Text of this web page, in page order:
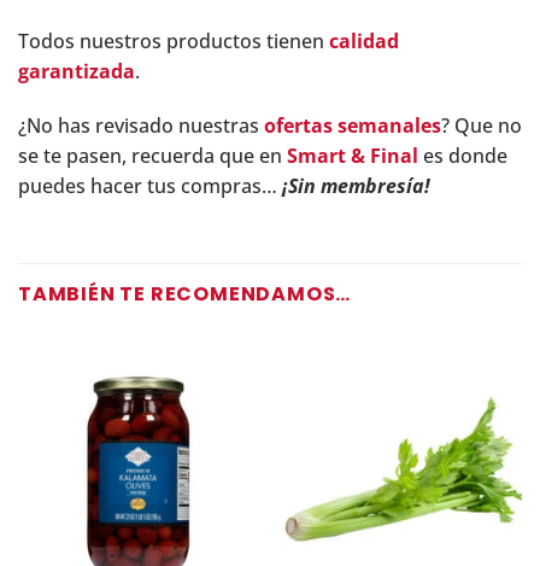
Todos nuestros productos tienen calidad
garantizada.
¿No has revisado nuestras ofertas semanales? Que no
se te pasen, recuerda que en Smart & Final es donde
puedes hacer tus compras… ¡Sin membresía!
TAMBIÉN TE RECOMENDAMOS…